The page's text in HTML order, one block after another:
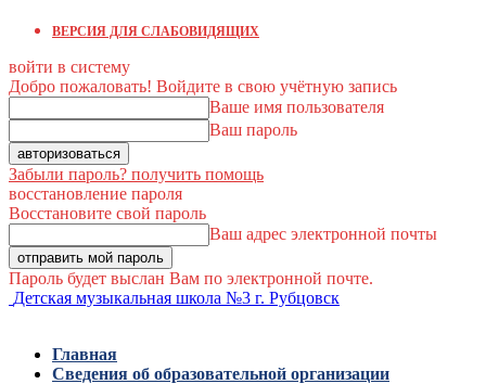
ВЕРСИЯ ДЛЯ СЛАБОВИДЯЩИХ
войти в систему
Добро пожаловать! Войдите в свою учётную запись
Ваше имя пользователя
Ваш пароль
Забыли пароль? получить помощь
восстановление пароля
Восстановите свой пароль
Ваш адрес электронной почты
Пароль будет выслан Вам по электронной почте.
Детская музыкальная школа №3 г. Рубцовск
Главная
Сведения об образовательной организации